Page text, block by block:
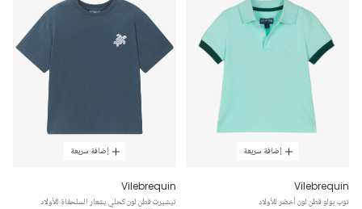
إضافة سريعة
Vilebrequin
توب بولو قطن لون أخضر للأولاد
إضافة سريعة
Vilebrequin
تيشيرت قطن لون كحلي بشعار السلحفاة للأولاد